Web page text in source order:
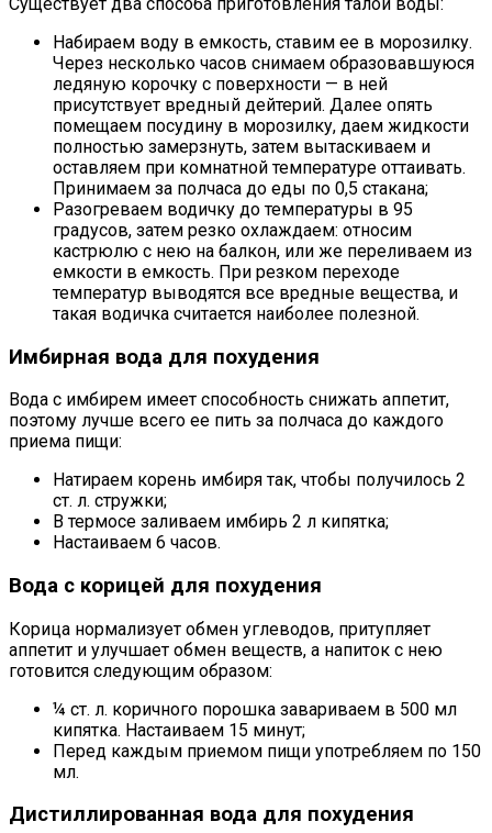
Набираем воду в емкость, ставим ее в морозилку.
Через несколько часов снимаем образовавшуюся
ледяную корочку с поверхности — в ней
присутствует вредный дейтерий. Далее опять
помещаем посудину в морозилку, даем жидкости
полностью замерзнуть, затем вытаскиваем и
оставляем при комнатной температуре оттаивать.
Принимаем за полчаса до еды по 0,5 стакана;
Разогреваем водичку до температуры в 95
градусов, затем резко охлаждаем: относим
кастрюлю с нею на балкон, или же переливаем из
емкости в емкость. При резком переходе
температур выводятся все вредные вещества, и
такая водичка считается наиболее полезной.
Имбирная вода для похудения
Вода с имбирем имеет способность снижать аппетит,
поэтому лучше всего ее пить за полчаса до каждого
приема пищи:
Натираем корень имбиря так, чтобы получилось 2
ст. л. стружки;
В термосе заливаем имбирь 2 л кипятка;
Настаиваем 6 часов.
Вода с корицей для похудения
Корица нормализует обмен углеводов, притупляет
аппетит и улучшает обмен веществ, а напиток с нею
готовится следующим образом:
¼ ст. л. коричного порошка завариваем в 500 мл
кипятка. Настаиваем 15 минут;
Перед каждым приемом пищи употребляем по 150
мл.
Дистиллированная вода для похудения